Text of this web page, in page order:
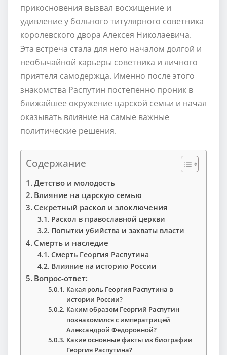
прикосновения вызвал восхищение и
удивление у больного титулярного советника
королевского двора Алексея Николаевича.
Эта встреча стала для него началом долгой и
необычайной карьеры советника и личного
приятеля самодержца. Именно после этого
знакомства Распутин постепенно проник в
ближайшее окружение царской семьи и начал
оказывать влияние на самые важные
политические решения.
Содержание
Детство и молодость
Влияние на царскую семью
Секретный раскол и злоключения
Раскол в православной церкви
Попытки убийства и захваты власти
Смерть и наследие
Смерть Георгия Распутина
Влияние на историю России
Вопрос-ответ:
Какая роль Георгия Распутина в
истории России?
Каким образом Георгий Распутин
познакомился с императрицей
Александрой Федоровной?
Какие основные факты из биографии
Георгия Распутина?